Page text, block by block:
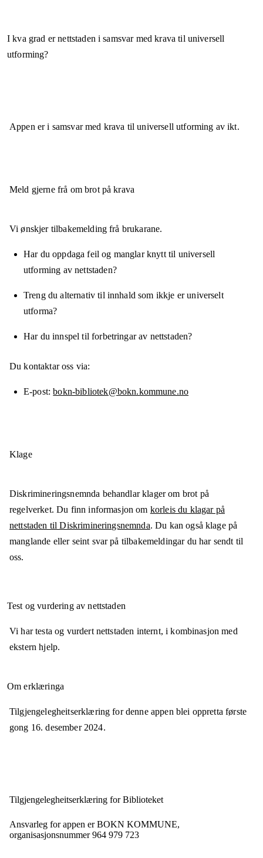
I kva grad er nettstaden i samsvar med krava til universell
utforming?
Appen eri samsvarmed krava til universell utforming av ikt.
Meld gjerne frå om brot på krava
Vi ønskjer tilbakemelding frå brukarane.
Har du oppdaga feil og manglar knytt til universell
utforming av nettstaden?
Treng du alternativ til innhald som ikkje er universelt
utforma?
Har du innspel til forbetringar av nettstaden?
Du kontaktar oss via:
E-post bokn-bibliotek@bokn.kommune.no
Klage
Diskrimineringsnemnda behandlar klager om brot på
regelverket. Du finn informasjon om korleis du klagar på
nettstaden til Diskrimineringsnemnda. Du kan også klage på
manglande eller seint svar på tilbakemeldingar du har sendt til
oss.
Test og vurdering av nettstaden
Vi har testa og vurdert nettstaden internt, i kombinasjon med
ekstern hjelp.
Om erklæringa
Tilgjengelegheitserklæring for denne appen blei oppretta første
gong 16. desember 2024.
Tilgjengelegheits­erklæring forBiblioteket
Ansvarleg for appen erBOKN KOMMUNE,
organisasjonsnummer 964 979 723